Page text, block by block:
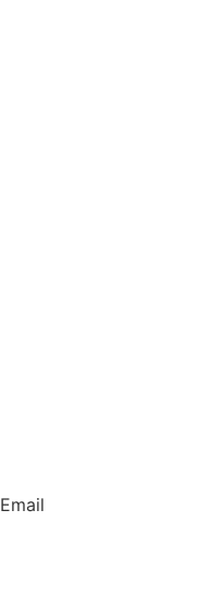
Email